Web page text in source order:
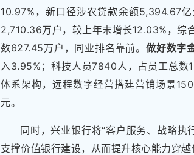
10.97%，新口径涉农贷款余额5,394.67
2,710.36万户，较上年末增长12.03%，综
数627.45万户，同业排名靠前。 做好数字
入3.95%；科技人员7840人，占员工总数
体系架构，远程数字经营搭建营销场景
元。
同时，兴业银行将“客户服务、战略
支撑价值银行建设，从而提升核心能力穿越